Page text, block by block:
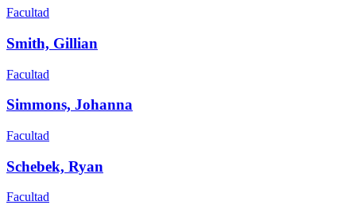
Facultad
Smith, Gillian
Facultad
Simmons, Johanna
Facultad
Schebek, Ryan
Facultad